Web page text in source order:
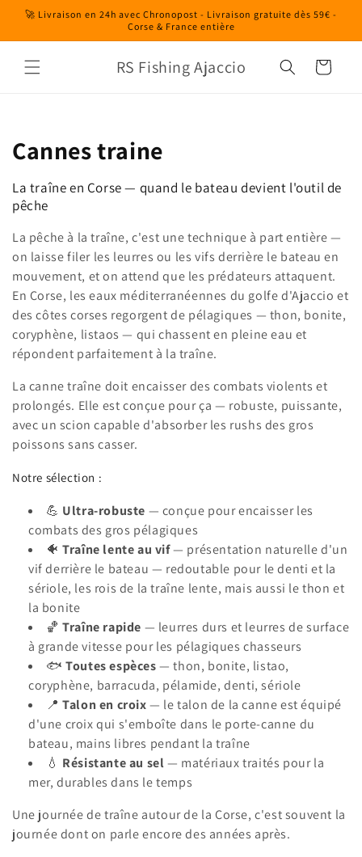
passer
🚀 Livraison en 24h avec Chronopost - Livraison gratuite dès 59€ -
Corse & France entière
RS Fishing Ajaccio Panier
C
o
l
l
e
c
t
o
n
Cannes traine
La traîne en Corse — quand le bateau devient l'outil de
pêche
La pêche à la traîne, c'est une technique à part entière —
on laisse filer les leurres ou les vifs derrière le bateau en
mouvement, et on attend que les prédateurs attaquent.
En Corse, les eaux méditerranéennes du golfe d'Ajaccio et
des côtes corses regorgent de pélagiques — thon, bonite,
coryphène, listaos — qui chassent en pleine eau et
répondent parfaitement à la traîne.
La canne traîne doit encaisser des combats violents et
prolongés. Elle est conçue pour ça — robuste, puissante,
avec un scion capable d'absorber les rushs des gros
poissons sans casser.
Notre sélection :
💪 Ultra-robuste — conçue pour encaisser les
combats des gros pélagiques
🐠Traîne lente au vif— présentation naturelle d'un
vif derrière le bateau — redoutable pour le denti et la
sériole, les rois de la traîne lente, mais aussi le thon et
la bonite
🏀Traîne rapide — leurres durs et leurres de surface
à grande vitesse pour les pélagiques chasseurs
🐟Toutes espèces— thon, bonite, listao,
coryphène, barracuda, pélamide, denti, sériole
📍Talon en croix— le talon de la canne est équipé
d'une croix qui s'emboîte dans le porte-canne du
bateau, mains libres pendant la traîne
💧 Résistante au sel— matériaux traités pour la
mer, durables dans le temps
Une journée de traîne autour de la Corse, c'est souvent la
journée dont on parle encore des années après.